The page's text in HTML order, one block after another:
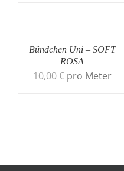
Bündchen Uni – SOFT
ROSA
10,00€ pro Meter